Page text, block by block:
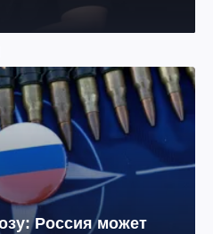
Россия может